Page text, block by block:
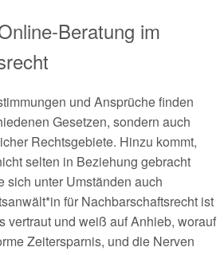
Beratung im
und Ansprüche finden
Gesetzen, sondern auch
Rechtsgebiete. Hinzu kommt,
selten in Beziehung gebracht
sich unter Umständen auch
für Nachbarschaftsrecht ist
vertraut und weiß auf Anhieb, worauf
Zeitersparnis, und die Nerven